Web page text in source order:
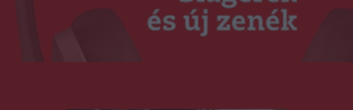
Duma Duba
Podcast és videók
Stáb